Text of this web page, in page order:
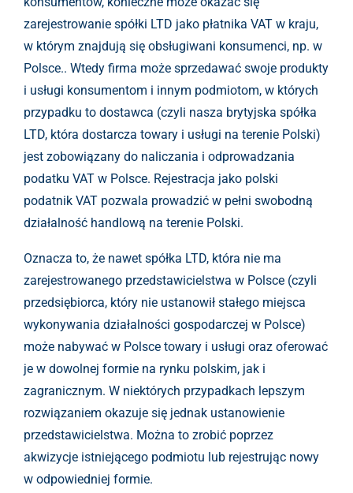
zarejestrowanie spółki LTD jako płatnika VAT w kraju,
w którym znajdują się obsługiwani konsumenci, np. w
Polsce.. Wtedy firma może sprzedawać swoje produkty
i usługi konsumentom i innym podmiotom, w których
przypadku to dostawca (czyli nasza brytyjska spółka
LTD, która dostarcza towary i usługi na terenie Polski)
jest zobowiązany do naliczania i odprowadzania
podatku VAT w Polsce. Rejestracja jako polski
podatnik VAT pozwala prowadzić w pełni swobodną
działalność handlową na terenie Polski.
Oznacza to, że nawet spółka LTD, która nie ma
zarejestrowanego przedstawicielstwa w Polsce (czyli
przedsiębiorca, który nie ustanowił stałego miejsca
wykonywania działalności gospodarczej w Polsce)
może nabywać w Polsce towary i usługi oraz oferować
je w dowolnej formie na rynku polskim, jak i
zagranicznym. W niektórych przypadkach lepszym
rozwiązaniem okazuje się jednak ustanowienie
przedstawicielstwa. Można to zrobić poprzez
akwizycje istniejącego podmiotu lub rejestrując nowy
w odpowiedniej formie.